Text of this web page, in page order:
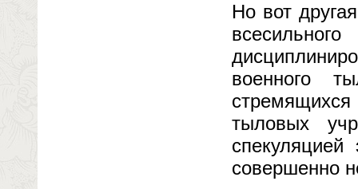
Но вот
военного
стремящихся
тыловых
совершенно